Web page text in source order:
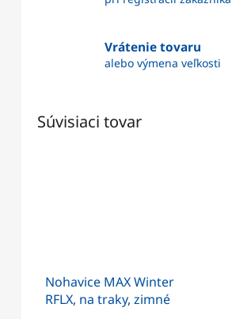
Vrátenie tovaru
alebo výmena veľkosti
Súvisiaci tovar
Nohavice MAX Winter
RFLX, na traky, zimné